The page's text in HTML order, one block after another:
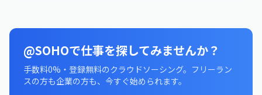
@SOHOで仕事を探してみませんか？
手数料0%・登録無料のクラウドソーシング。フリーラン
スの方も企業の方も、今すぐ始められます。